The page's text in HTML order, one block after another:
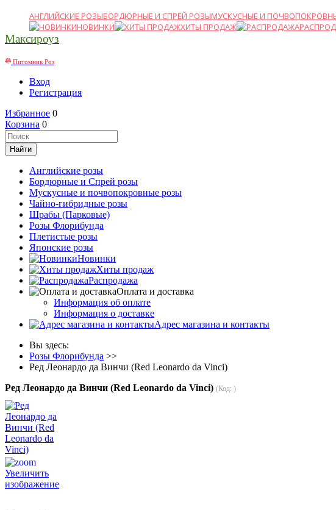
АНГЛИЙСКИЕ РОЗЫБОРДЮРНЫЕ И СПРЕЙ РОЗЫМУСКУСНЫЕ И
НОВИНКИ
ХИТЫ ПРОДАЖ
Максироуз
Питомник Роз
Вход
Регистрация
Избранное 0
Корзина 0
Английские розы
Бордюрные и Спрей розы
Мускусные и почвопокровные розы
Чайно-гибридные розы
Шрабы (Парковые)
Розы Флорибунда
Плетистые розы
Японские розы
Новинки
Хиты продаж
Распродажа
Оплата и доставка
Информация об оплате
Информация о доставке
Адрес магазина и контакты
Вы здесь:
Розы Флорибунда >>
Ред Леонардо да Винчи (Red Leonardo da Vinci)
Ред Леонардо да Винчи (Red Leonardo da Vinci) (Код: )
Увеличить
изображение